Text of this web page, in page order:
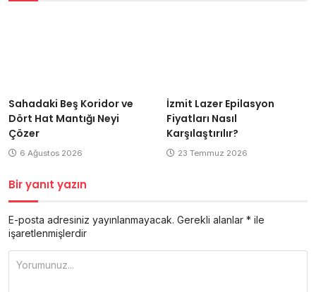
Sahadaki Beş Koridor ve
Dört Hat Mantığı Neyi
Çözer
6 Ağustos 2026
İzmit Lazer Epilasyon
Fiyatları Nasıl
Karşılaştırılır?
23 Temmuz 2026
Bir yanıt yazın
E-posta adresiniz yayınlanmayacak. Gerekli alanlar * ile
işaretlenmişlerdir